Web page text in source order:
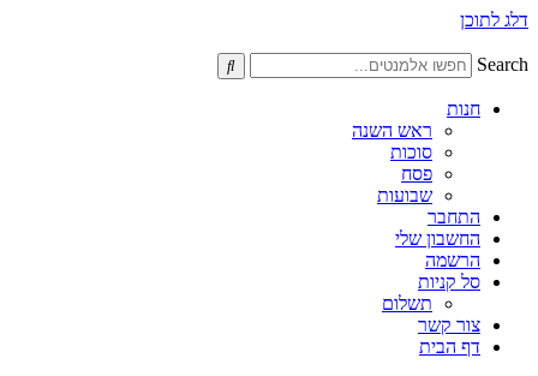
דלג לתוכן
Search
חנות
ראש השנה
סוכות
פסח
שבועות
התחבר
החשבון שלי
הרשמה
סל קניות
תשלום
צור קשר
דף הבית